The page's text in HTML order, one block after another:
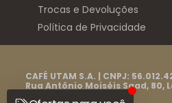
Trocas e Devoluções
Política de Privacidade
CAFÉ UTAM S.A. | CNPJ:
Rua Antônio Moiséis Saad, 80,